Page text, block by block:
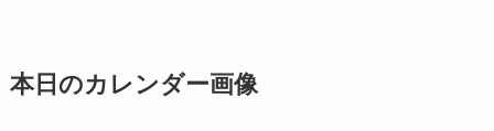
本日のカレンダー画像